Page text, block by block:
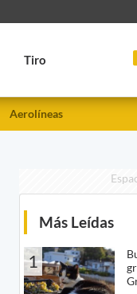
Tiro
Aerolíneas
Más Leídas
1